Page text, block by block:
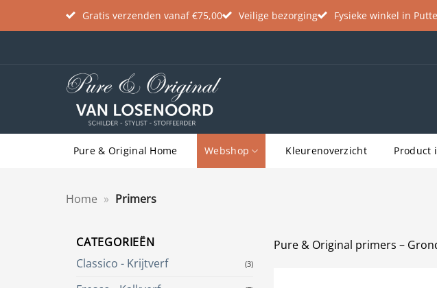
Gratis verzenden vanaf €75,00 Veilige bezorging Fysieke winkel in
Pure & Original Home Webshop Kleurenoverzicht Product
Home » Primers
CATEGORIEËN
Classico - Krijtverf
(3)
Pure & Original primers –